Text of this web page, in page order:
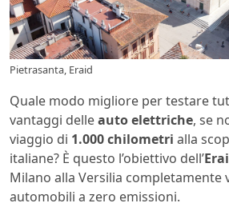
Pietrasanta, Eraid
Quale modo migliore per testare
vantaggi delleauto elettriche, se
viaggio di 1.000 chilometri alla
italiane? È questo l’obiettivo dell’
Milano alla Versilia completamente
automobili a zero emissioni.